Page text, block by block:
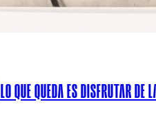
QUE QUEDA ES DISFRUTAR DE